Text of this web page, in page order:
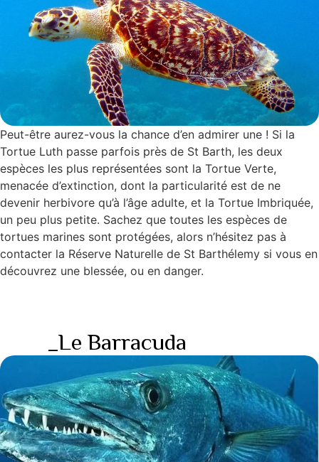
Peut-être aurez-vous la chance d’en admirer une ! Si la
Tortue Luth passe parfois près de St Barth, les deux
espèces les plus représentées sont la Tortue Verte,
menacée d’extinction, dont la particularité est de ne
devenir herbivore qu’à l’âge adulte, et la Tortue Imbriquée,
un peu plus petite. Sachez que toutes les espèces de
tortues marines sont protégées, alors n’hésitez pas à
contacter la Réserve Naturelle de St Barthélemy si vous en
découvrez une blessée, ou en danger.
_Le Barracuda